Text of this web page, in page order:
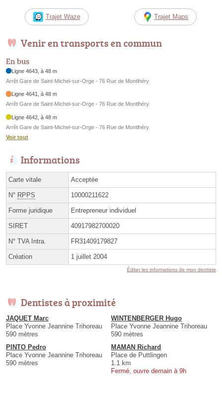
Trajet Waze Trajet Maps
Venir en transports en commun
En bus
Ligne 4643, à 48 m
Arrêt Gare de Saint-Michel-sur-Orge - 76 Rue de Montlhéry
Ligne 4641, à 48 m
Arrêt Gare de Saint-Michel-sur-Orge - 76 Rue de Montlhéry
Ligne 4642, à 48 m
Arrêt Gare de Saint-Michel-sur-Orge - 76 Rue de Montlhéry
Voir tout
Informations
Carte vitale Acceptée
N° RPPS 10000211622
Forme juridique Entrepreneur individuel
SIRET 40917982700020
N° TVA Intra. FR31409179827
Création 1 juillet 2004
Éditer les informations de mon dentiste
Dentistes à proximité
JAQUET Marc
Place Yvonne Jeannine Trihoreau
590 mètres
WINTENBERGER Hugo
Place Yvonne Jeannine Trihoreau
590 mètres
PINTO Pedro
Place Yvonne Jeannine Trihoreau
590 mètres
MAMAN Richard
Place de Puttlingen
1.1 km
Fermé, ouvre demain à 9h